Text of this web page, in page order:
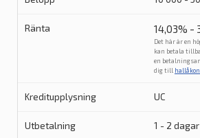
14,03% -
Det här är en
kan betala
en
dig till
UC
1 - 2 dagar